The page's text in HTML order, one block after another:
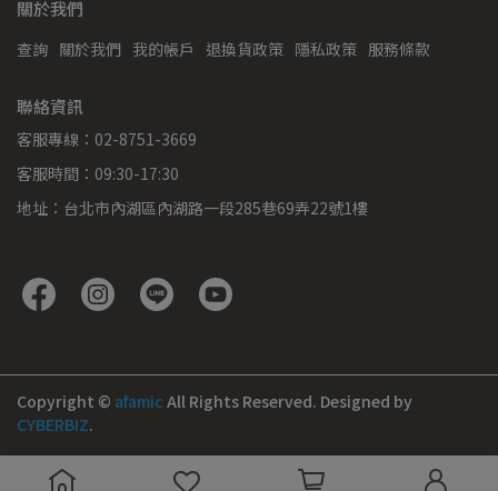
關於我們
查詢 關於我們 我的帳戶 退換貨政策 隱私政策 服務條款
聯絡資訊
客服專線：02-8751-3669
客服時間：09:30-17:30
地址：台北市內湖區內湖路一段285巷69弄22號1樓
Copyright © afamic All Rights Reserved. Designed by
CYBERBIZ.